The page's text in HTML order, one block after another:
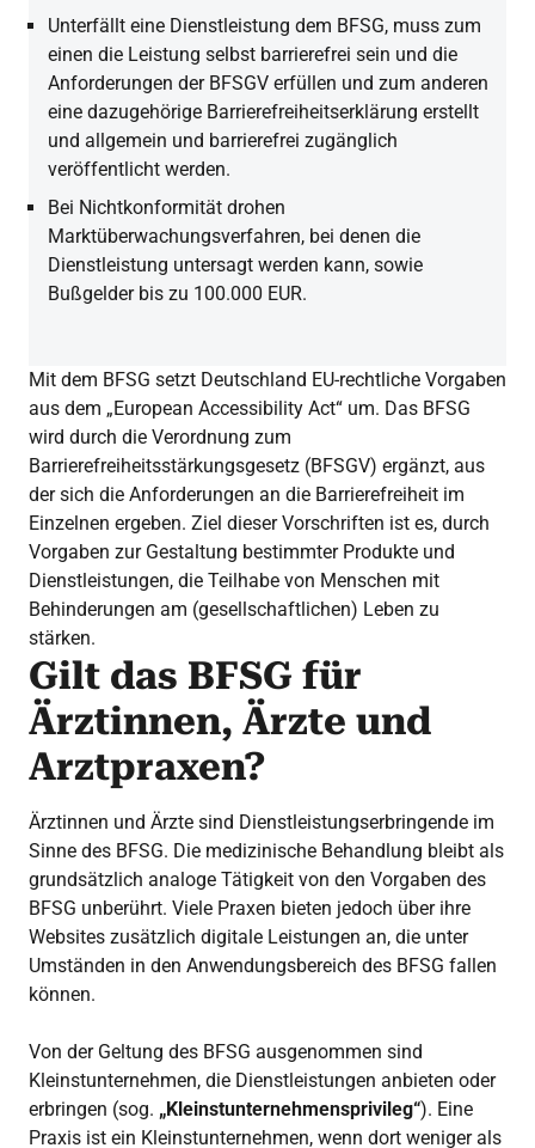
Unterfällt eine Dienstleistung dem BFSG, muss zum
einen die Leistung selbst barrierefrei sein und die
Anforderungen der BFSGV erfüllen und zum anderen
eine dazugehörige Barrierefreiheitserklärung erstellt
und allgemein und barrierefrei zugänglich
veröffentlicht werden.
Bei Nichtkonformität drohen
Marktüberwachungsverfahren, bei denen die
Dienstleistung untersagt werden kann, sowie
Bußgelder bis zu 100.000 EUR.
Mit dem BFSG setzt Deutschland EU-rechtliche Vorgaben
aus dem „European Accessibility Act“ um. Das BFSG
wird durch die Verordnung zum
Barrierefreiheitsstärkungsgesetz (BFSGV) ergänzt, aus
der sich die Anforderungen an die Barrierefreiheit im
Einzelnen ergeben. Ziel dieser Vorschriften ist es, durch
Vorgaben zur Gestaltung bestimmter Produkte und
Dienstleistungen, die Teilhabe von Menschen mit
Behinderungen am (gesellschaftlichen) Leben zu
stärken.
Gilt das BFSG für
Ärztinnen, Ärzte und
Arztpraxen?
Ärztinnen und Ärzte sind Dienstleistungserbringende im
Sinne des BFSG. Die medizinische Behandlung bleibt als
grundsätzlich analoge Tätigkeit von den Vorgaben des
BFSG unberührt. Viele Praxen bieten jedoch über ihre
Websites zusätzlich digitale Leistungen an, die unter
Umständen in den Anwendungsbereich des BFSG fallen
können.
Von der Geltung des BFSG ausgenommen sind
Kleinstunternehmen, die Dienstleistungen anbieten oder
erbringen (sog. „Kleinstunternehmensprivileg“). Eine
Praxis ist ein Kleinstunternehmen, wenn dort weniger als